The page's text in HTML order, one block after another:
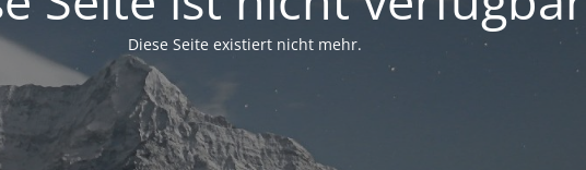
Diese Seite existiert nicht mehr.